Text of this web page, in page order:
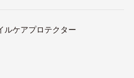
ルケアプロテクター